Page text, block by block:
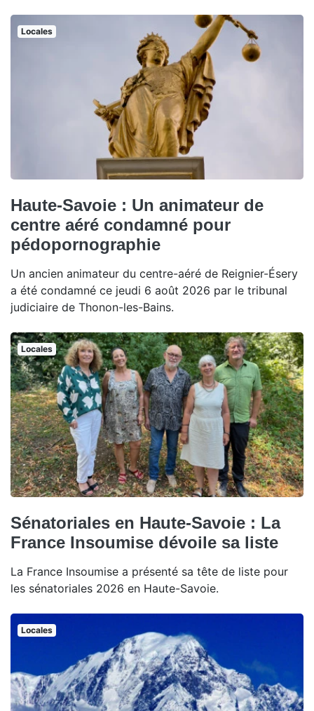
Locales
Haute-Savoie : Un animateur de
centre aéré condamné pour
pédopornographie
Un ancien animateur du centre-aéré de Reignier-Ésery
a été condamné ce jeudi 6 août 2026 par le tribunal
judiciaire de Thonon-les-Bains.
Locales
Sénatoriales en Haute-Savoie : La
France Insoumise dévoile sa liste
La France Insoumise a présenté sa tête de liste pour
les sénatoriales 2026 en Haute-Savoie.
Locales